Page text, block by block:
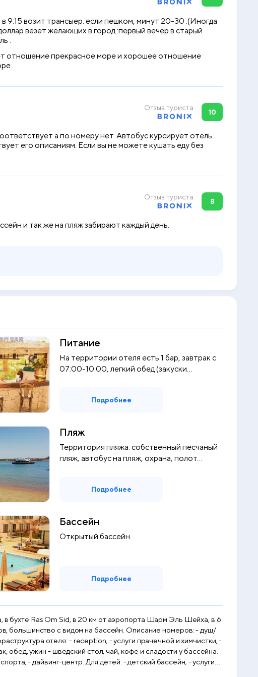
9:15 возит трансыер. если пешком, минут 20-30 .(Иногда
везет желающих в город :первый вечер в старый
.
отношение прекрасное море и хорошее отношение
.
Отзыв туриста
10
а по номеру нет. Автобус курсирует отель
его описаниям. Если вы не можете кушать еду без
Отзыв туриста
8
и так же на пляж забирают каждый день.
Питание
На территории отеля есть 1 бар, завтрак с
07:00-10:00, легкий обед (закуски...
Подробнее
Пляж
Территория пляжа: собственный песчаный
пляж, автобус на пляж, охрана, полот...
Подробнее
Бассейн
Открытый бассейн
Подробнее